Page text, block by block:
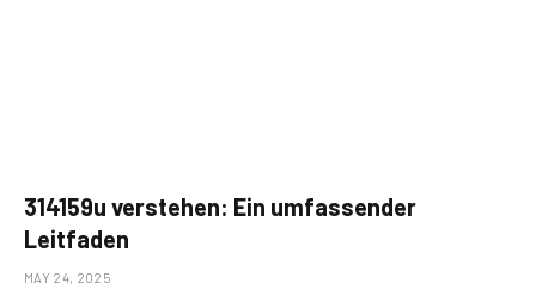
314159u verstehen: Ein umfassender
Leitfaden
MAY 24, 2025